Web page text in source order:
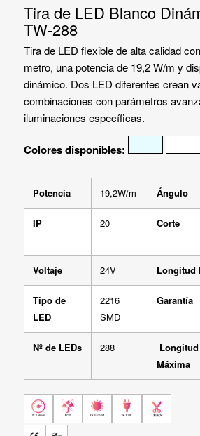
Tira de LED Blanco
TW-288
Tira de LED flexible de alta calidad
metro, una potencia de 19,2 W/m y
dinámico. Dos LED diferentes crean
combinaciones con parámetros
iluminaciones específicas.
Colores disponibles:
Potencia 19,2W/m Ángulo
IP 20 Corte
Voltaje 24V Longitud
Tipo de
LED
2216
SMD
Garantía
Nº de LEDs 288
Longitud
Máxima